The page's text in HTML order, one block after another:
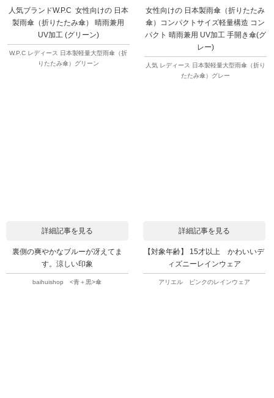
人気ブランドW.P.C 女性向けの 日本
製雨傘（折りたたみ傘） 晴雨兼用
UV加工 (グリーン)
W.P.C レディース 日本製軽量大型雨傘（折
りたたみ傘）グリーン
女性向けの 日本製雨傘（折りたたみ
傘）コンパクトサイズ軽量構造 コン
パクト 晴雨兼用 UV加工 手開き傘(グ
レー)
人気 レディース 日本製軽量大型雨傘（折り
たたみ傘）グレー
詳細記事を見る
裏側の爽やかなブルーが冴えてま
す。涼しい印象
baihuishop <青＋黒>傘
詳細記事を見る
【対象年齢】 15才以上 かわいいデ
ィズニーレインウェア
アリエル ピンクのレインウェア